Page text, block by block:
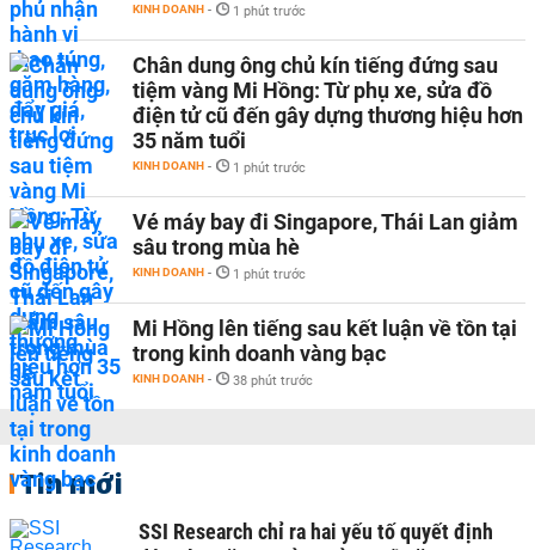
KINH DOANH - 1 phút trước
Chân dung ông chủ kín tiếng đứng sau
tiệm vàng Mi Hồng: Từ phụ xe, sửa đồ
điện tử cũ đến gây dựng thương hiệu hơn
35 năm tuổi
KINH DOANH - 1 phút trước
Vé máy bay đi Singapore, Thái Lan giảm
sâu trong mùa hè
KINH DOANH - 1 phút trước
Mi Hồng lên tiếng sau kết luận về tồn tại
trong kinh doanh vàng bạc
KINH DOANH - 38 phút trước
Tin mới
SSI Research chỉ ra hai yếu tố quyết định